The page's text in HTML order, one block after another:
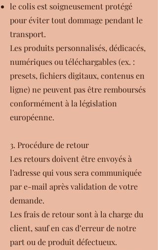
le colis est soigneusement protégé
pour éviter tout dommage pendant le
transport.
Les produits personnalisés, dédicacés,
numériques ou téléchargables (ex. :
presets, fichiers digitaux, contenus en
ligne) ne peuvent pas être remboursés
conformément à la législation
européenne.
3. Procédure de retour
Les retours doivent être envoyés à
l’adresse qui vous sera communiquée
par e-mail après validation de votre
demande.
Les frais de retour sont à la charge du
client, sauf en cas d’erreur de notre
part ou de produit défectueux.